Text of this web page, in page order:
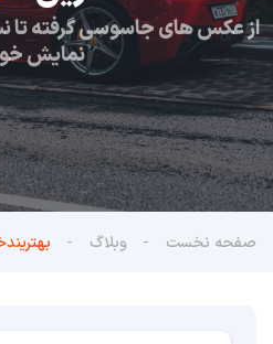
از عکس های جاسوسی گرفته
نمایش
صفحه نخست وبلاگ